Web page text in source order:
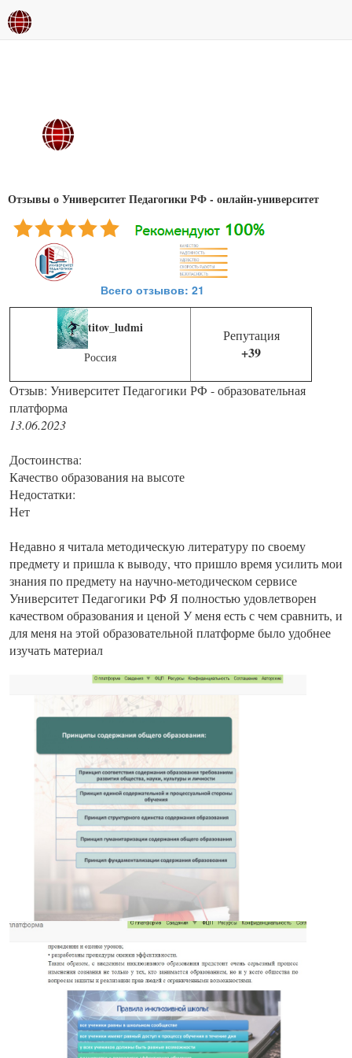
Отзывы о Университет Педагогики РФ - онлайн-университет
Всего отзывов: 21
titov_ludmi
Россия
Репутация
+39
Отзыв: Университет Педагогики РФ - образовательная
платформа
13.06.2023
Достоинства:
Качество образования на высоте
Недостатки:
Нет
Недавно я читала методическую литературу по своему
предмету и пришла к выводу, что пришло время усилить мои
знания по предмету на научно-методическом сервисе
Университет Педагогики РФ Я полностью удовлетворен
качеством образования и ценой У меня есть с чем сравнить, и
для меня на этой образовательной платформе было удобнее
изучать материал